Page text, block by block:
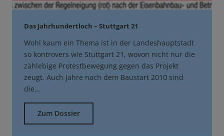
Das Jahrhundertloch – Stuttgart 21
Wohl kaum ein Thema ist in der Landeshauptstadt
so kontrovers wie Stuttgart 21, wovon nicht nur die
zählebige Protestbewegung gegen das Projekt
zeugt. Auch Jahre nach dem Baustart 2010 sind
die…
Zum Dossier